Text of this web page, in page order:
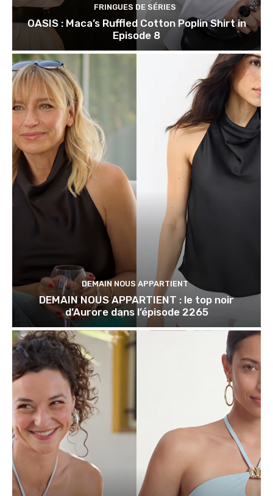
FRINGUES DE SÉRIES
OASIS : Maca’s Ruffled Cotton Poplin Shirt in
Episode 8
DEMAIN NOUS APPARTIENT
DEMAIN NOUS APPARTIENT : le top noir
d’Aurore dans l’épisode 2265